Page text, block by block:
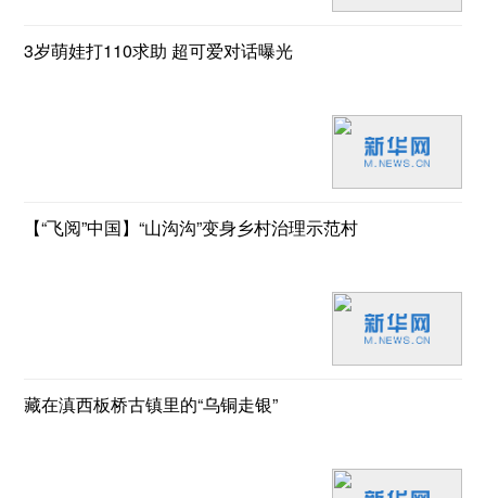
3岁萌娃打110求助 超可爱对话曝光
【“飞阅”中国】“山沟沟”变身乡村治理示范村
藏在滇西板桥古镇里的“乌铜走银”